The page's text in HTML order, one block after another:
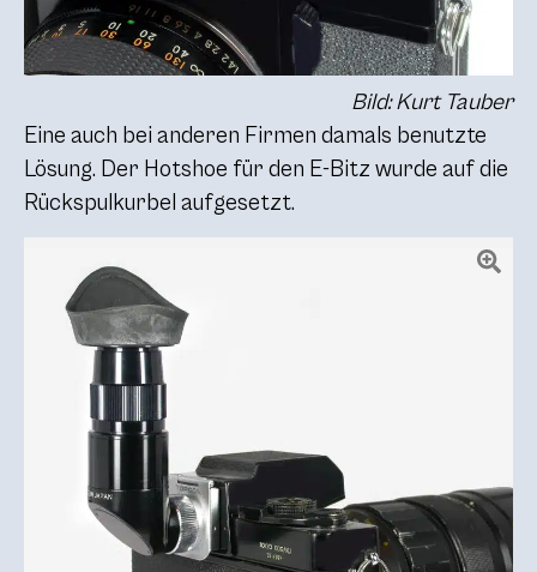
Bild: Kurt Tauber
Eine auch bei anderen Firmen damals benutzte
Lösung. Der Hotshoe für den E-Bitz wurde auf die
Rückspulkurbel aufgesetzt.